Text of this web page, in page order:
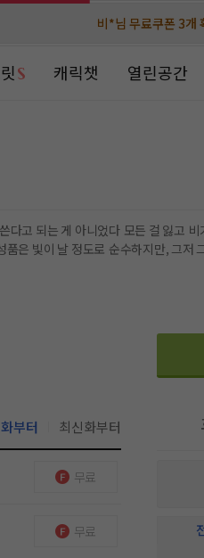
비*님 무료쿠폰 3개
비*님 무료쿠폰 3개
천***님 배지뽑기권 3개
천***님 배지뽑기권 3개
레*님 무료쿠폰 4개
레*님 무료쿠폰 4개
인*님 레어뽑기권 1개
인*님 레어뽑기권 1개
캐릭챗 열린공간
아지는 건설 현장에서 자재를 나르
부터 최신화부터
무료
무료